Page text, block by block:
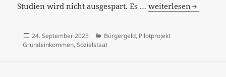
Studien wird nicht ausgespart. Es …„Der
weiterlesen
Veröffentlicht
am
24. September 2025 Kategorien
Bürgergeld, Pilotprojekt
Grundeinkommen, Sozialstaat